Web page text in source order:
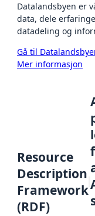
Datalandsbyen er
data, dele
datadeling og
Gå til
Mer informasjon
Resource
Description
Framework
(RDF)